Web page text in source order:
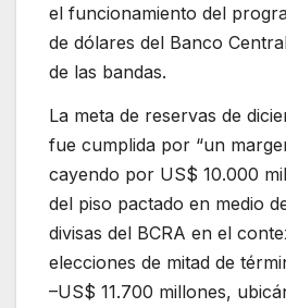
el funcionamiento del
de dólares del Banco
de las bandas.
La meta de reservas de
fue cumplida por “un
cayendo por US$ 10.000
del piso pactado en medio
divisas del BCRA en el
elecciones de mitad de
–US$ 11.700 millones,